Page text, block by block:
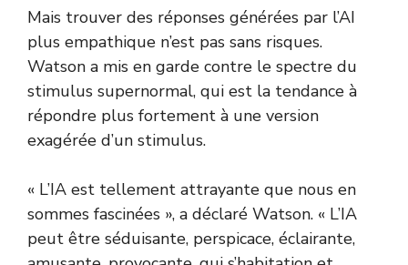
Mais trouver des réponses générées par l’AI
plus empathique n’est pas sans risques.
Watson a mis en garde contre le spectre du
stimulus supernormal, qui est la tendance à
répondre plus fortement à une version
exagérée d’un stimulus.
« L’IA est tellement attrayante que nous en
sommes fascinées », a déclaré Watson. « L’IA
peut être séduisante, perspicace, éclairante,